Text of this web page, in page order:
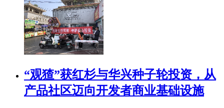
“观猹”获红杉与华兴种子轮投资，从
产品社区迈向开发者商业基础设施